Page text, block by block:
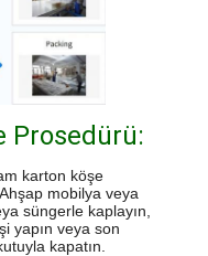
Prosedürü:
karton köşe
mobilya veya
süngerle kaplayın,
yapın veya son
kapatın.